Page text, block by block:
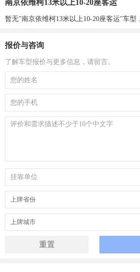
南京依维柯13米以上10-20座客运
暂无"南京依维柯13米以上10-20座客运"车型
报价与咨询
了解车型报价与更多信息，请留言。